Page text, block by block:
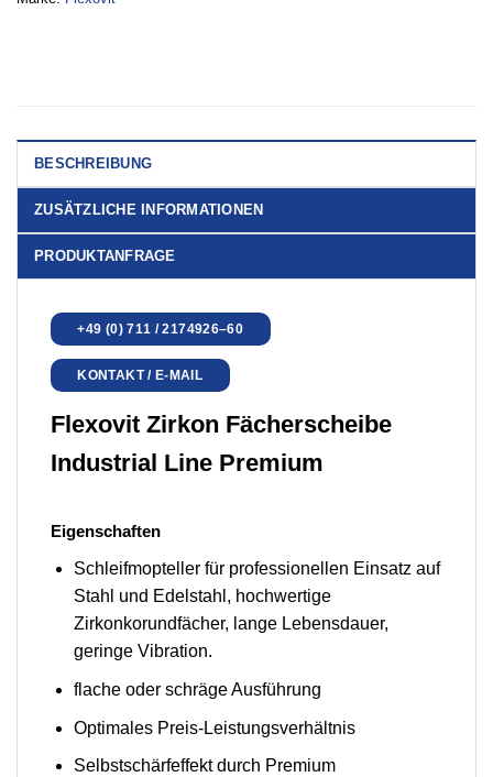
BESCHREIBUNG
ZUSÄTZLICHE INFORMATIONEN
PRODUKTANFRAGE
+49 (0) 711 / 2174926–60
KONTAKT / E-MAIL
Flexovit Zirkon Fächerscheibe
Industrial Line Premium
Eigenschaften
Schleifmopteller für professionellen Einsatz auf
Stahl und Edelstahl, hochwertige
Zirkonkorundfächer, lange Lebensdauer,
geringe Vibration.
flache oder schräge Ausführung
Optimales Preis-Leistungsverhältnis
Selbstschärfeffekt durch Premium